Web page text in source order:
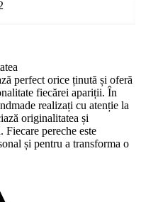
perfect orice ținută și oferă
fiecărei apariții. În
realizați cu atenție la
originalitatea și
pereche este
și pentru a transforma o